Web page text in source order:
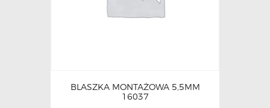
BLASZKA MONTAŻOWA 5,5MM
16037